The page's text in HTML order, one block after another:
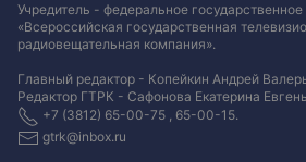
Учредитель - федеральное
«Всероссийская государственная
радиовещательная компания».
Главный редактор - Копейкин Андрей
Редактор ГТРК - Сафонова Екатерина
+7 (3812) 65-00-75 , 65-00-15.
gtrk@inbox.ru